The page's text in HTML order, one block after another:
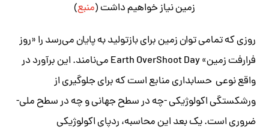
زمین نیاز خواهیم داشت (منبع)
روزی که تمامی توان زمین برای بازتولید به پایان می‌رسد را «روز
فرا‌رفت زمین» Earth OverShoot Day می‌نامند. این برآورد در
واقع نوعی حسابداری منابع است که برای جلوگیری از
ورشکستگی اکولوژیکی -چه در سطح جهانی و چه در سطح ملی-
ضروری است. یک بعد این محاسبه، ردپای اکولوژیکی